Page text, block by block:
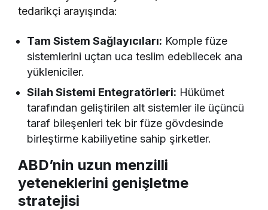
tedarikçi arayışında:
Tam Sistem Sağlayıcıları: Komple füze
sistemlerini uçtan uca teslim edebilecek ana
yükleniciler.
Silah Sistemi Entegratörleri: Hükümet
tarafından geliştirilen alt sistemler ile üçüncü
taraf bileşenleri tek bir füze gövdesinde
birleştirme kabiliyetine sahip şirketler.
ABD’nin uzun menzilli
yeteneklerini genişletme
stratejisi